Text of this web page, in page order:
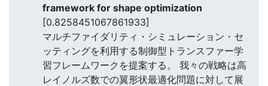
framework for shape optimization
[0.8258451067861933]
マルチファイダリティ・シミュレーション・セ
ッティングを利用する制御型トランスファー学
習フレームワークを提案する。 我々の戦略は高
レイノルズ数での翼形状最適化問題に対して展